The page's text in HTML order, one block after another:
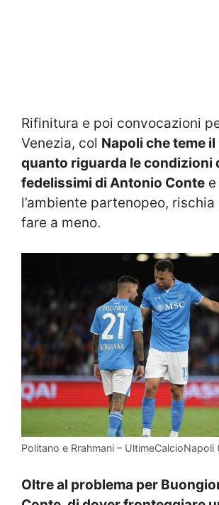
Rifinitura e poi convocazioni
Venezia, col Napoli che teme
quanto riguarda le condizioni
fedelissimi di Antonio Conte
l’ambiente partenopeo,
fare a meno.
Politano e Rrahmani – UltimeCalcioNapoli
Oltre al problema per